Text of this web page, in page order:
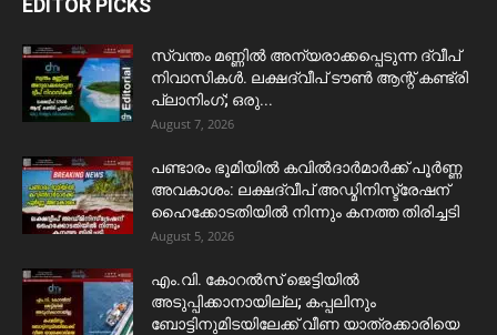
EDITOR PICKS
സ്വന്തം മണ്ണിൽ അന്യരാക്കപ്പെടുന്ന ദ്വീപ്
നിവാസികൾ. ലക്ഷദ്വീപ് ടൗൺ ആന്റ് കണ്ട്രി
പ്ലാനിംഗ്; ഒരു...
August 7, 2026
പണ്ടാരം ഭൂമിയിൽ കവിൽദാർമാർക്ക് പൂർണ്ണ
അവകാശം: ലക്ഷദ്വീപ് അഡ്മിനിസ്ട്രേഷന്
ഹൈക്കോടതിയിൽ നിന്നും കനത്ത തിരിച്ചടി
August 5, 2026
​എം.വി. കോറൽസ് ജെട്ടിയിൽ
അടുപ്പിക്കാനായില്ല; കപ്പലിനും
ബോട്ടിനുമിടയിലേക്ക് വീണ യാത്രക്കാരിയെ